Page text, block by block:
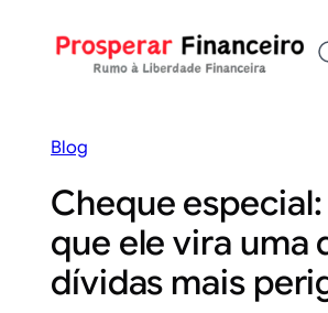
Blog
Cheque
que ele vira uma
dívidas mais